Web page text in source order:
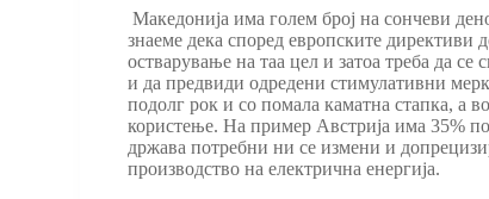
Македонија има голем број на сончеви
знаеме дека според европските директиви
остварување на таа цел и затоа треба да се
и да предвиди одредени стимулативни
подолг рок и со помала каматна стапка, а
користење. На пример Австрија има 35%
држава потребни ни се измени и
производство на електрична енергија.